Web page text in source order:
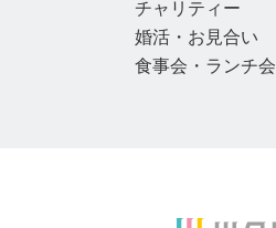
チャリティー
婚活・お見合い
食事会・ランチ会